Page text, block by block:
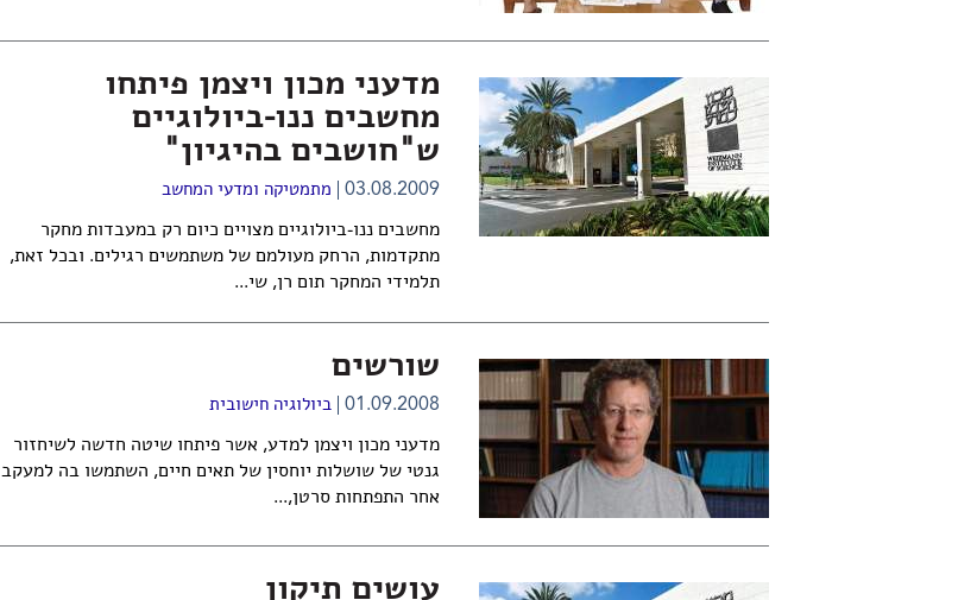
מדעני מכון ויצמן פיתחו
מחשבים ננו-ביולוגיים
ש"חושבים בהיגיון"
03.08.2009 מתמטיקה ומדעי המחשב
מחשבים ננו-ביולוגיים מצויים כיום רק במעבדות מחקר
מתקדמות, הרחק מעולמם של משתמשים רגילים. ובכל זאת,
תלמידי המחקר תום רן, שי...
שורשים
01.09.2008 ביולוגיה חישובית
מדעני מכון ויצמן למדע, אשר פיתחו שיטה חדשה לשיחזור
גנטי של שושלות יוחסין של תאים חיים, השתמשו בה למעקב
אחר התפתחות סרטן,...
עושים תיקון